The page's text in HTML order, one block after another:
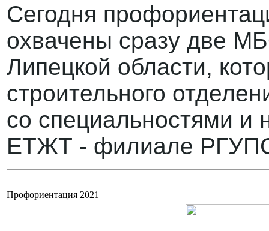
Сегодня
охвачены сразу две
Липецкой области,
строительного
со специальностями и
ЕТЖТ - филиале
Профориентация 2021